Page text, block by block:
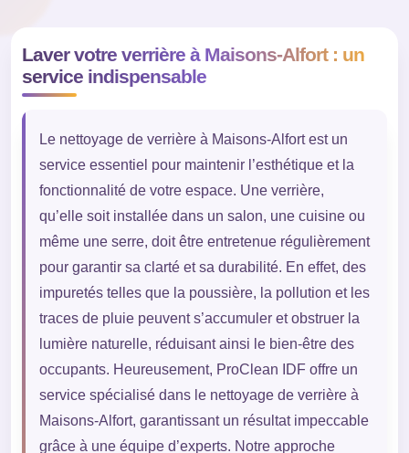
Laver votre verrière à Maisons-Alfort : un
service indispensable
Le nettoyage de verrière à Maisons-Alfort est un
service essentiel pour maintenir l’esthétique et la
fonctionnalité de votre espace. Une verrière,
qu’elle soit installée dans un salon, une cuisine ou
même une serre, doit être entretenue régulièrement
pour garantir sa clarté et sa durabilité. En effet, des
impuretés telles que la poussière, la pollution et les
traces de pluie peuvent s’accumuler et obstruer la
lumière naturelle, réduisant ainsi le bien-être des
occupants. Heureusement, ProClean IDF offre un
service spécialisé dans le nettoyage de verrière à
Maisons-Alfort, garantissant un résultat impeccable
grâce à une équipe d’experts. Notre approche